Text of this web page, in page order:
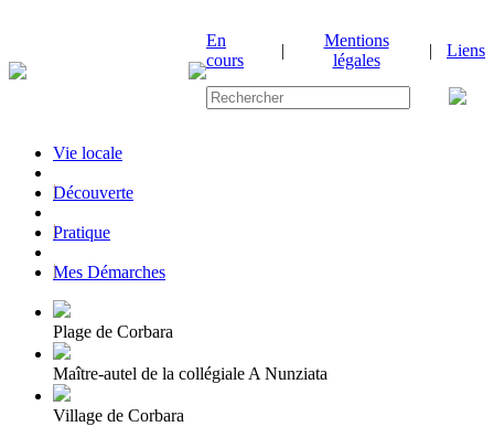
En
cours
|
Mentions
légales
| Liens
Vie locale
|Découverte
|Pratique
|Mes Démarches
Plage de Corbara
Maître-autel de la collégiale A Nunziata
Village de Corbara